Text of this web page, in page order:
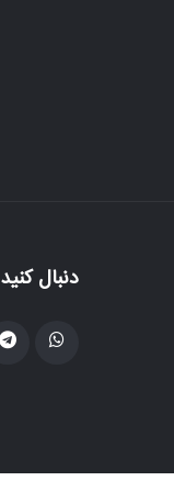
دنبال کنید